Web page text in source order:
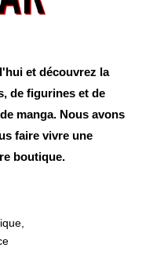
et découvrez la
de figurines et de
manga. Nous avons
faire vivre une
boutique.